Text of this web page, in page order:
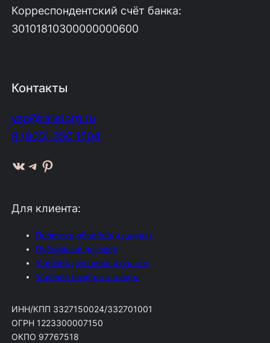
Корреспондентский счёт банка:
30101810300000000600
Контакты
vsp@railstorg.ru
8 (800) 350 1504
ВКонтакте Telegram Pinterest
Для клиента:
Политика обработки данных
Публичный договор
Условия доставки и оплаты
Условия возврата товара
ИНН/КПП 3327150024/332701001
ОГРН 1223300007150
ОКПО 97767518